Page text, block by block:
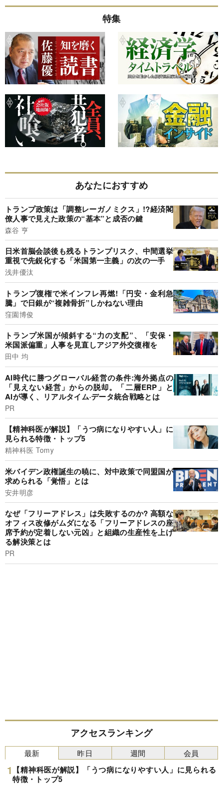
特集
あなたにおすすめ
トランプ政策は「調整レーガノミクス」!?経済閣
僚人事で見えた政策の“基本”と成否の鍵
森谷 亨
日米首脳会談後も残るトランプリスク、中間選挙
重視で先鋭化する「米国第一主義」の次の一手
浅井優汰
トランプ復権で米インフレ再燃!「円安・金利急
騰」で日銀が“複雑骨折”しかねない理由
窪園博俊
トランプ米国が傾斜する“力の支配”、「安保・
米国派偏重」人事を見直しアジア外交復権を
田中 均
AI時代に勝つグローバル経営の条件:海外拠点の
「見えない経営」からの脱却。「二層ERP」と
AIが導く、リアルタイム·データ統合戦略とは
PR
【精神科医が解説】「うつ病になりやすい人」に
見られる特徴・トップ5
精神科医 Tomy
米バイデン政権誕生の暁に、対中政策で同盟国が
求められる「覚悟」とは
安井明彦
なぜ「フリーアドレス」は失敗するのか? 高額な
オフィス改修がムダになる「フリーアドレスの座
席予約が定着しない元凶」と組織の生産性を上げ
る解決策とは
PR
アクセスランキング
最新
【精神科医が解説】「うつ病になりやすい人」に見られる
特徴・トップ5
昨日 週間 会員